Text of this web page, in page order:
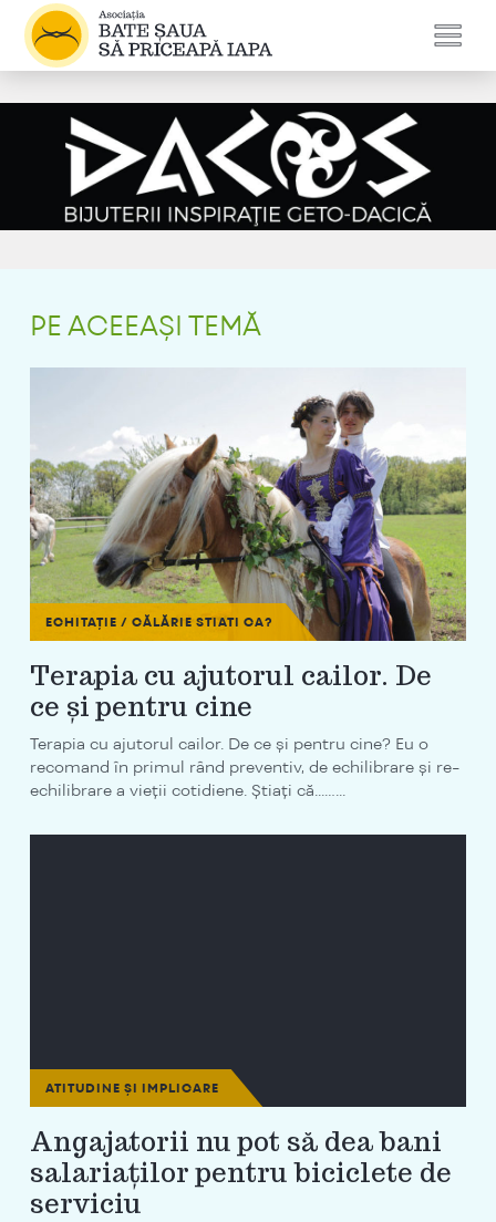
PE ACEEAȘI TEMĂ
ECHITAȚIE / CĂLĂRIE STIATI CA?
Terapia cu ajutorul cailor. De
ce și pentru cine
Terapia cu ajutorul cailor. De ce și pentru cine? Eu o
recomand în primul rând preventiv, de echilibrare și re-
echilibrare a vieții cotidiene. Știați că...…...
ATITUDINE ȘI IMPLICARE
Angajatorii nu pot să dea bani
salariaților pentru biciclete de
serviciu